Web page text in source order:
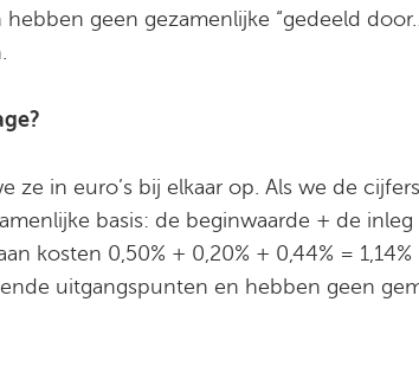
geen gezamenlijke “gedeeld
ze in euro’s bij elkaar op. Als we de
basis: de beginwaarde + de
kosten 0,50% + 0,20% + 0,44% =
uitgangspunten en hebben geen